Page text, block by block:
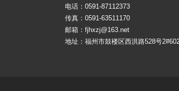
电话：0591-87112373
传真：0591-63511170
邮箱：fjhxzj@163.net
地址：福州市鼓楼区西洪路528号